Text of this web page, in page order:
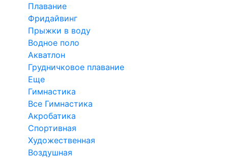
Плавание
Фридайвинг
Прыжки в воду
Водное поло
Акватлон
Грудничковое плавание
Еще
Гимнастика
Все Гимнастика
Акробатика
Спортивная
Художественная
Воздушная